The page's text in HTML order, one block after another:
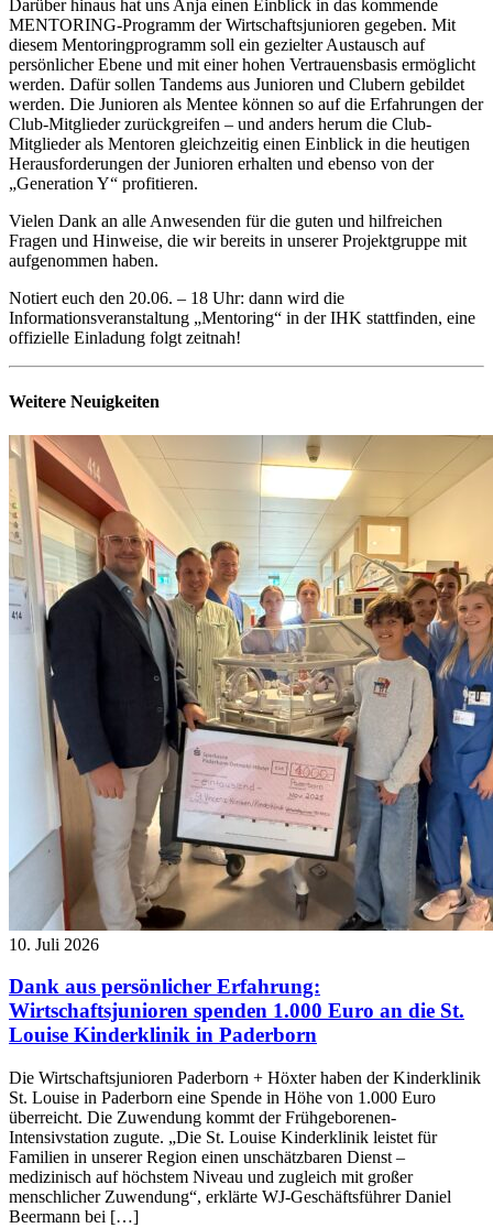
Darüber hinaus hat uns Anja einen Einblick in das kommende
MENTORING-Programm der Wirtschaftsjunioren gegeben. Mit
diesem Mentoringprogramm soll ein gezielter Austausch auf
persönlicher Ebene und mit einer hohen Vertrauensbasis ermöglicht
werden. Dafür sollen Tandems aus Junioren und Clubern gebildet
werden. Die Junioren als Mentee können so auf die Erfahrungen der
Club-Mitglieder zurückgreifen – und anders herum die Club-
Mitglieder als Mentoren gleichzeitig einen Einblick in die heutigen
Herausforderungen der Junioren erhalten und ebenso von der
„Generation Y“ profitieren.
Vielen Dank an alle Anwesenden für die guten und hilfreichen
Fragen und Hinweise, die wir bereits in unserer Projektgruppe mit
aufgenommen haben.
Notiert euch den 20.06. – 18 Uhr: dann wird die
Informationsveranstaltung „Mentoring“ in der IHK stattfinden, eine
offizielle Einladung folgt zeitnah!
Weitere Neuigkeiten
10. Juli 2026
Dank aus persönlicher Erfahrung:
Wirtschaftsjunioren spenden 1.000 Euro an die St.
Louise Kinderklinik in Paderborn
Die Wirtschaftsjunioren Paderborn + Höxter haben der Kinderklinik
St. Louise in Paderborn eine Spende in Höhe von 1.000 Euro
überreicht. Die Zuwendung kommt der Frühgeborenen-
Intensivstation zugute. „Die St. Louise Kinderklinik leistet für
Familien in unserer Region einen unschätzbaren Dienst –
medizinisch auf höchstem Niveau und zugleich mit großer
menschlicher Zuwendung“, erklärte WJ-Geschäftsführer Daniel
Beermann bei […]